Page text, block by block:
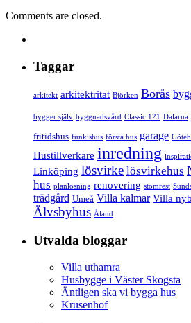
Comments are closed.
Taggar
arkitekt arkitektritat Björken Borås
bygger själv byggnadsvård Classic 121 Dalarna
fritidshus funkishus första hus garage
Hustillverkare inredning
Linköping lösvirke lösvirkehus
hus planlösning renovering stomrest
trädgård Umeå Villa kalmar Villa
Älvsbyhus Åland
Utvalda bloggar
Villa uthamra
Husbygge i Väster Skogsta
Äntligen ska vi bygga hus
Krusenhof